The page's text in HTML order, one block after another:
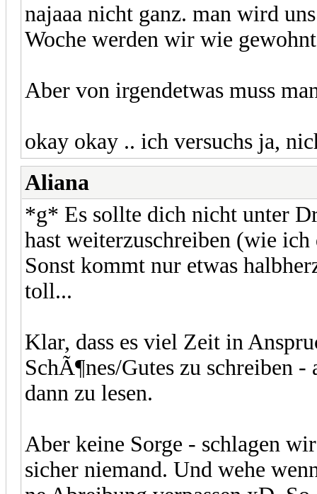
najaaa nicht ganz. man wird
Woche werden wir wie
Aber von irgendetwas muss
okay okay .. ich versuchs ja,
Aliana
*g* Es sollte dich nicht unter
hast weiterzuschreiben (wie
Sonst kommt nur etwas
toll...
Klar, dass es viel Zeit in
SchÃ¶nes/Gutes zu schreiben
dann zu lesen.
Aber keine Sorge - schlagen
sicher niemand. Und wehe